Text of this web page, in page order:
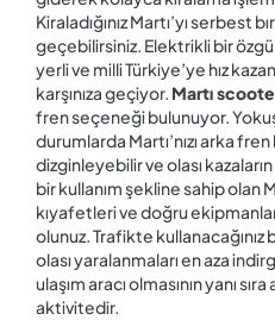
Kiraladığınız Martı’yı serbest
geçebilirsiniz. Elektrikli bir
yerli ve milli Türkiye’ye hız
karşınıza geçiyor. Martı
fren seçeneği bulunuyor. Yokuş
durumlarda Martı’nızı arka
dizginleyebilir ve olası
bir kullanım şekline sahip olan
kıyafetleri ve doğru
olunuz. Trafikte kullanacağınız
olası yaralanmaları en aza
ulaşım aracı olmasının yanı
aktivitedir.